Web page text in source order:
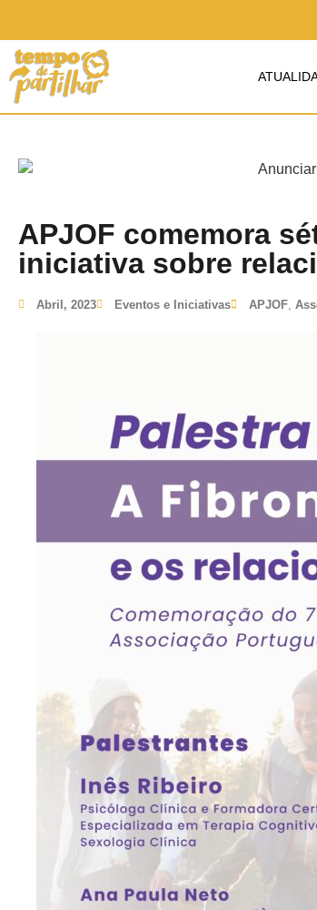
APJOF comemora
iniciativa sobre
Abril, 2023 Eventos e Iniciativas APJOF